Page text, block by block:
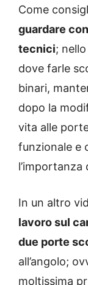
Come
guardare
tecnici;
dove farle
binari,
dopo la
vita alle
funzionale e
l’importanza
In un altro
lavoro sul
due porte
all’angolo;
moltissima